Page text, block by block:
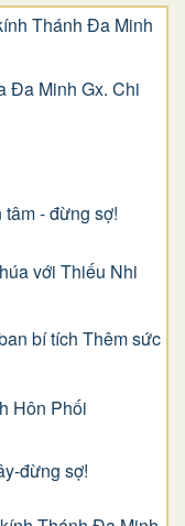
Thánh Đa Minh
Đa Minh Gx. Chi
- đừng sợ!
với Thiếu Nhi
bí tích Thêm sức
Hôn Phối
đừng sợ!